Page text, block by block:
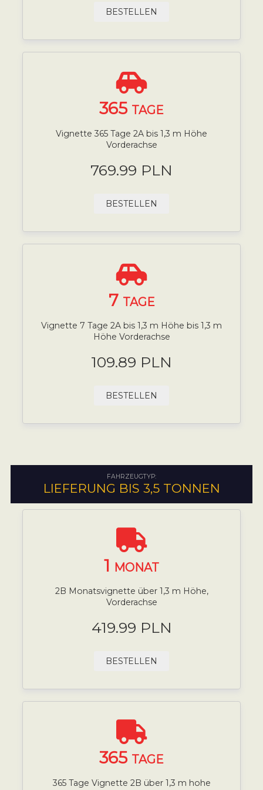
BESTELLEN
365 TAGE
Vignette 365 Tage 2A bis 1,3 m Höhe
Vorderachse
769.99 PLN
BESTELLEN
7 TAGE
Vignette 7 Tage 2A bis 1,3 m Höhe bis 1,3 m
Höhe Vorderachse
109.89 PLN
BESTELLEN
FAHRZEUGTYP:
LIEFERUNG BIS 3,5 TONNEN
1 MONAT
2B Monatsvignette über 1,3 m Höhe,
Vorderachse
419.99 PLN
BESTELLEN
365 TAGE
365 Tage Vignette 2B über 1,3 m hohe